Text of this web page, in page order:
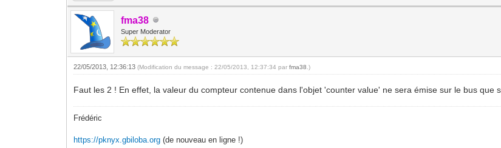
fma38
Super Moderator
22/05/2013, 12:36:13(Modification du message : 22/05/2013, 12:37:34 parfma38 .)
Faut les 2 ! En effet, la valeur du compteur contenue dans l'objet 'counter value' ne sera émise sur le bus que
Frédéric
https://pknyx.gbiloba.org (de nouveau en ligne !)